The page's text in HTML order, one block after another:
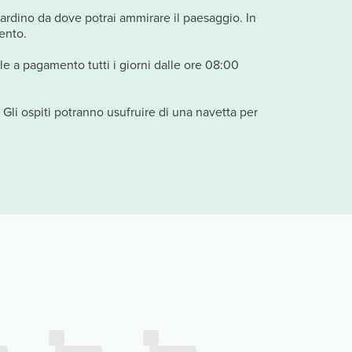
da dove potrai ammirare il paesaggio. In
a pagamento tutti i giorni dalle ore 08:00
ospiti potranno usufruire di una navetta per